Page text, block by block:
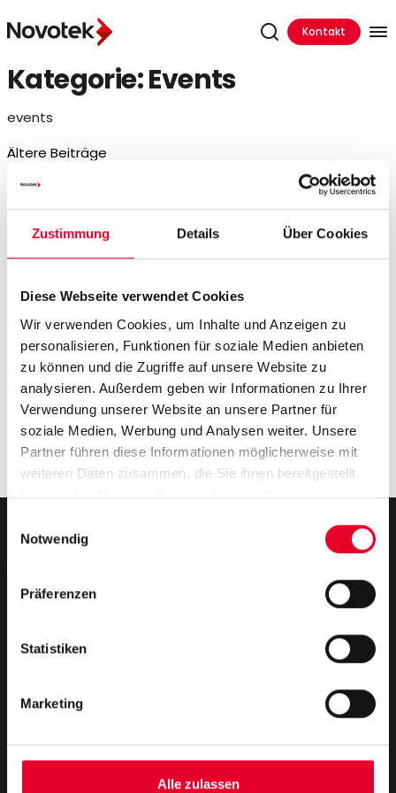
Zustimmung Details Über Cookies
Diese Webseite verwendet Cookies
Wir verwenden Cookies, um Inhalte und Anzeigen zu
personalisieren, Funktionen für soziale Medien anbieten
zu können und die Zugriffe auf unsere Website zu
analysieren. Außerdem geben wir Informationen zu Ihrer
Verwendung unserer Website an unsere Partner für
soziale Medien, Werbung und Analysen weiter. Unsere
Partner führen diese Informationen möglicherweise mit
weiteren Daten zusammen, die Sie ihnen bereitgestellt
haben oder die sie im Rahmen Ihrer Nutzung der Dienste
Notwendig
Präferenzen
Statistiken
Marketing
Alle zulassen
Kontakt
Kategorie:Events
events
Beitragsnavigation
Ältere Beiträge
Search
Suchen
Recent Posts
TECH.CON 2026
The next Step for Proficy, Kepware & ThingWorx
Sommerzeit – Webinarzeit
Kepware-Update: Bessere Vernetzung, weniger
Komplexität
Octoplant Version 107.0: Betrieb und OT-Sicherheit
Über uns
Kontakt
Technischer Support
Datenschutz-Bestimmungen